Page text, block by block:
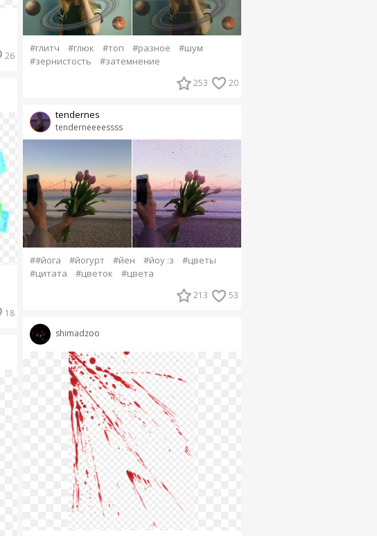
26
18
#глитч #глюк #топ #разное
#шум
#зернистость
#затемнение
253 20
tenderneeeessss
tendernes
##йога #йогурт #йен #йоу :з
#цветы
#цитата
#цветок #цвета
213 53
shimadzoo